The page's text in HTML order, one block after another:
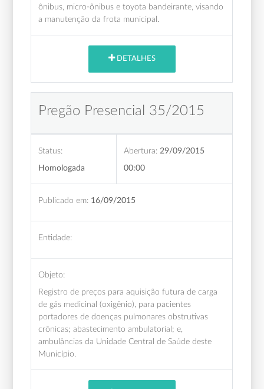
ônibus, micro-ônibus e toyota bandeirante, visando
a manutenção da frota municipal.
DETALHES
Pregão Presencial 35/2015
Status:
Homologada
Abertura: 29/09/2015
00:00
Publicado em: 16/09/2015
Entidade:
Objeto:
Registro de preços para aquisição futura de carga
de gás medicinal (oxigênio), para pacientes
portadores de doenças pulmonares obstrutivas
crônicas; abastecimento ambulatorial; e,
ambulâncias da Unidade Central de Saúde deste
Município.